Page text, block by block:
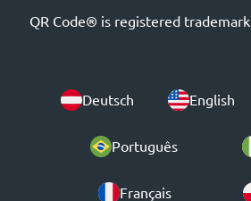
QR Code® is registered
Deutsch English
Português
Français